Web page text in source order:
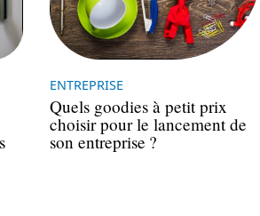
ENTREPRISE
Quels goodies à petit prix
choisir pour le lancement de
son entreprise ?